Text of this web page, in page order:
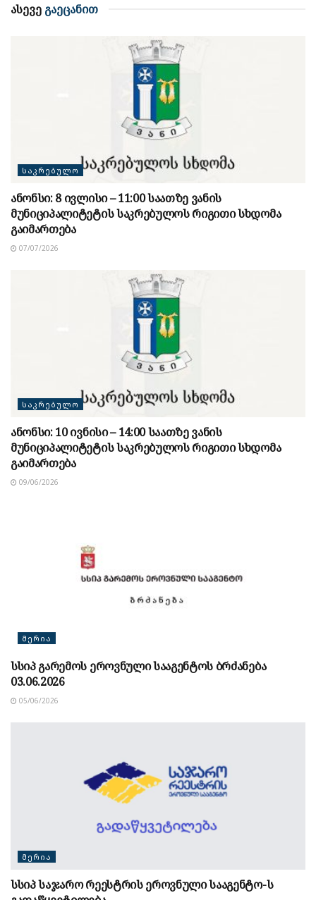
ასევე გაეცანით
ᲡᲐᲙᲠᲔᲑᲣᲚᲝ
ანონსი: 8 ივლისი – 11:00 საათზე ვანის
მუნიციპალიტეტის საკრებულოს რიგითი სხდომა
გაიმართება
07/07/2026
ᲡᲐᲙᲠᲔᲑᲣᲚᲝ
ანონსი: 10 ივნისი – 14:00 საათზე ვანის
მუნიციპალიტეტის საკრებულოს რიგითი სხდომა
გაიმართება
09/06/2026
ᲛᲔᲠᲘᲐ
სსიპ გარემოს ეროვნული სააგენტოს ბრძანება
03.06.2026
05/06/2026
ᲛᲔᲠᲘᲐ
სსიპ საჯარო რეესტრის ეროვნული სააგენტო-ს